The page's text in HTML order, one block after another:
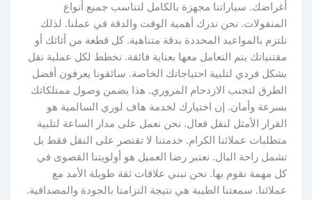
أغراضك. سياراتنا مجهزة بالكامل لتناسب جميع أنواع
المنقولات. نحن ندرك أهمية الوقت والدقة في عملنا. لذلك
نلتزم بالمواعيد المحددة بدقة متناهية. كل قطعة من أثاثك أو
مقتنياتك يتم التعامل معها بعناية فائقة. نخطط لكل عملية نقل
بشكل فردي لتلبية احتياجاتك الخاصة. سائقونا يعرفون أفضل
الطرق لتجنب الازدحام المروري. هذا يضمن وصول ممتلكاتك
بسرعة وأمان. إن اختيارك لخدمة هاف لوري السالمية هو
القرار الأمثل لنقل فعال. نحن نعمل على مدار الساعة لتلبية
متطلبات عملائنا الكرام. خدمتنا لا تقتصر على النقل فقط بل
تشمل راحة البال. نعتبر رضا العميل هو أولويتنا القصوى في
كل مهمة نقوم بها. نحن نبني علاقات ثقة طويلة الأمد مع
عملائنا. سمعتنا الطيبة هي نتيجة التزامنا بالجودة والمصداقية.